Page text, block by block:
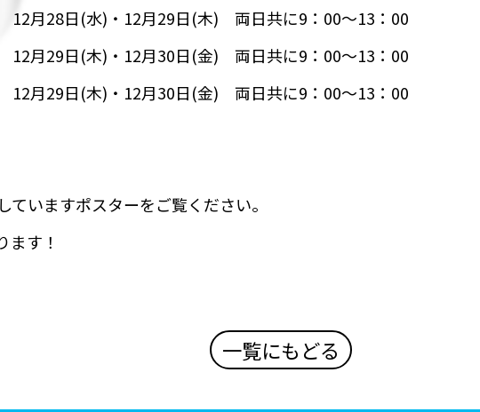
月28日(水)・12月29日(木) 両日共に9：00～13：00
29日(木)・12月30日(金) 両日共に9：00～13：00
29日(木)・12月30日(金) 両日共に9：00～13：00
ていますポスターをご覧ください。
ます！
一覧にもどる